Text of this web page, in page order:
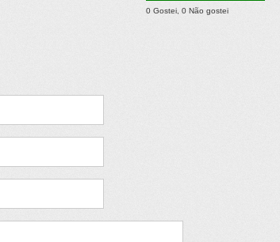
0 Gostei 0 Não gostei